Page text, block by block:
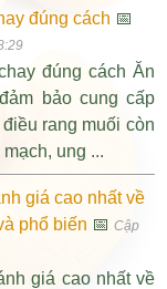
đúng cách 📅
đúng cách Ăn
bảo cung cấp
rang muối còn
ung ...
giá cao nhất về
phổ biến 📅 Cập
giá cao nhất về